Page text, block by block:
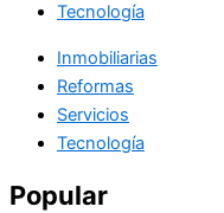
Tecnología
Inmobiliarias
Reformas
Servicios
Tecnología
Popular